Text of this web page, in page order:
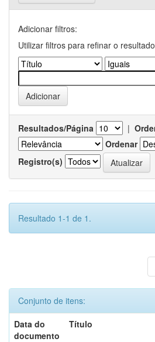
Adicionar filtros:
Utilizar filtros para refinar o
Resultados/Página |
Ordenar
Registro(s)
Resultado 1-1 de 1.
Conjunto de itens:
Data do
documento
Título